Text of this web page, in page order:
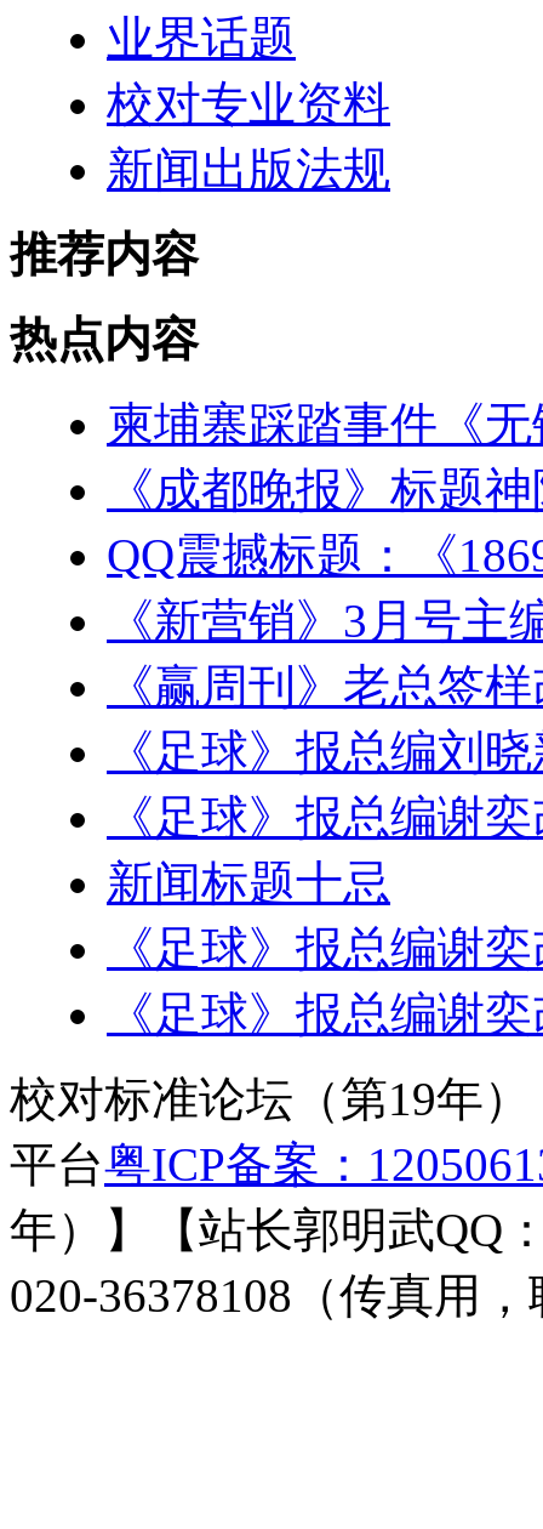
业界话题
校对专业资料
新闻出版法规
推荐内容
热点内容
柬埔寨踩踏事件《
《成都晚报》标题
QQ震撼标题：《
《新营销》3月号主
《赢周刊》老总签
《足球》报总编刘
《足球》报总编谢
新闻标题十忌
《足球》报总编谢
《足球》报总编谢
校对标准论坛（第19年
平台粤ICP备案：
年）】【站长郭明武QQ
020-36378108（传真用